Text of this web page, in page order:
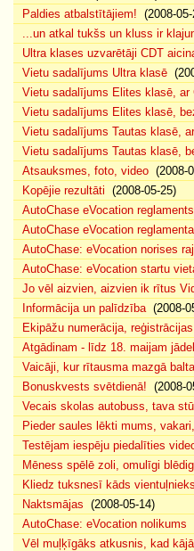
Paldies atbalstītājiem! (2008-
...un atkal tukšs un kluss ir
Ultra klases uzvarētāji CDT
Vietu sadalījums Ultra klasē
Vietu sadalījums Elites klasē, ar
Vietu sadalījums Elites klasē,
Vietu sadalījums Tautas klasē,
Vietu sadalījums Tautas klasē,
Atsauksmes, foto, video (2008-
Kopējie rezultāti (2008-05-25)
AutoChase eVocation reglaments
AutoChase eVocation
AutoChase: eVocation norises
AutoChase: eVocation startu
Jo vēl aizvien, aizvien ik rītus
Informācija un palīdzība(2008-
Ekipāžu numerācija,
Atgādinam - līdz 18. maijam
Vaicāji, kur rītausma mazgā
Bonuskvests svētdienā! (2008-
Vecais skolas autobuss, tava
Pieder saules lēkti mums,
Testējam iespēju piedalīties
Mēness spēlē zoli, omulīgi
Kliedz tuksnesī kāds
Naktsmājas (2008-05-14)
AutoChase: eVocation nolikums
Vēl muļķīgāks atkusnis, kad